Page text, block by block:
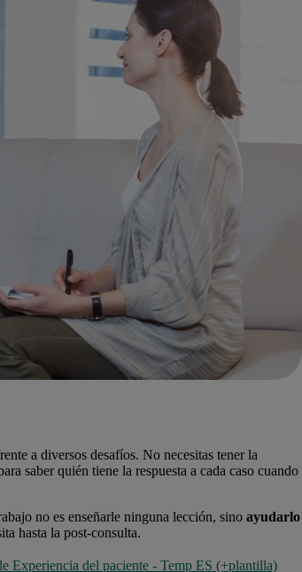
a diversos desafíos. No necesitas tener la
saber quién tiene la respuesta a cada caso cuando
no es enseñarle ninguna lección, sino ayudarlo
hasta la post-consulta.
Experiencia del paciente - Temp ES (+plantilla)